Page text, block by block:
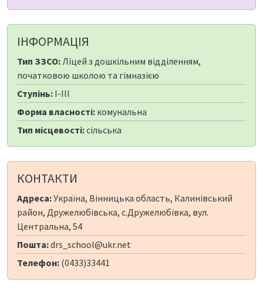
ІНФОРМАЦІЯ
Тип ЗЗСО:Ліцей з дошкільним відділенням,
початковою школою та гімназією
Ступінь: I-III
Форма власності: комунальна
Тип місцевості:сільська
КОНТАКТИ
Адреса:Україна, Вінницька область, Калинівський
район, Дружелюбівська, с.Дружелюбівка, вул.
Центральна, 54
Пошта:drs_school@ukr.net
Телефон: (0433)33441